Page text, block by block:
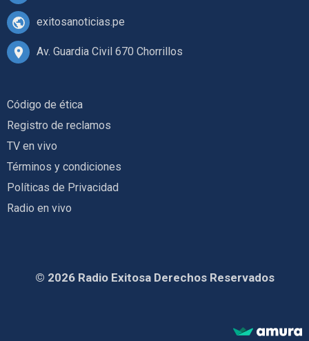
exitosanoticias.pe
Av. Guardia Civil 670 Chorrillos
Código de ética
Registro de reclamos
TV en vivo
Términos y condiciones
Políticas de Privacidad
Radio en vivo
© 2026 Radio Exitosa Derechos Reservados